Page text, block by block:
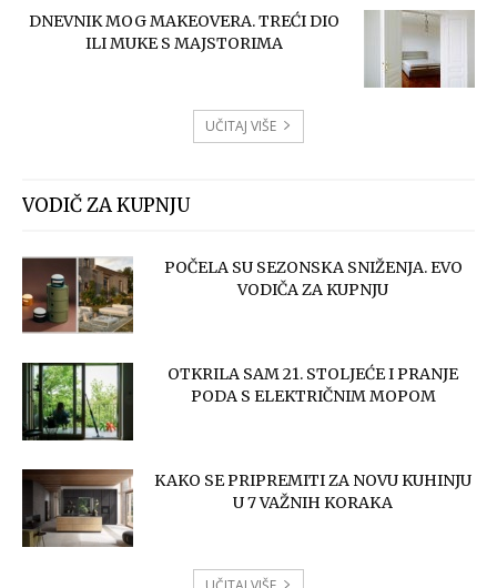
DNEVNIK MOG MAKEOVERA. TREĆI DIO
ILI MUKE S MAJSTORIMA
UČITAJ VIŠE
VODIČ ZA KUPNJU
POČELA SU SEZONSKA SNIŽENJA. EVO
VODIČA ZA KUPNJU
OTKRILA SAM 21. STOLJEĆE I PRANJE
PODA S ELEKTRIČNIM MOPOM
KAKO SE PRIPREMITI ZA NOVU KUHINJU
U 7 VAŽNIH KORAKA